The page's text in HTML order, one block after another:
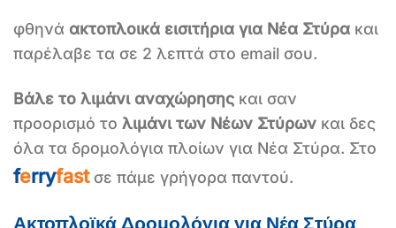
φθηνά ακτοπλοικά εισιτήρια για Νέα Στύρα και
παρέλαβε τα σε 2 λεπτά στο email σου.
Βάλε το λιμάνι αναχώρησης και σαν
προορισμό το λιμάνι των Νέων Στύρων και δες
όλα τα δρομολόγια πλοίων για Νέα Στύρα. Στο
ferryfastσε πάμε γρήγορα παντού.
Ακτοπλοϊκά Δρομολόγια για Νέα Στύρα